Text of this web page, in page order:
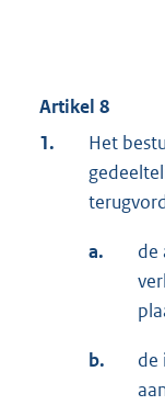
Artikel 8
1.
Het
a.
de
b.
de